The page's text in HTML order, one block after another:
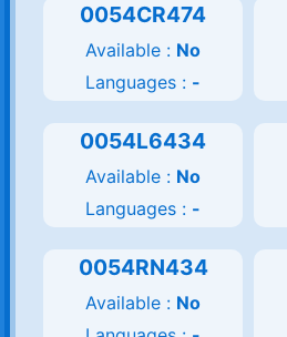
0054CR474
Available : No
Languages : -
0054L6434
Available : No
Languages : -
0054RN434
Available : No